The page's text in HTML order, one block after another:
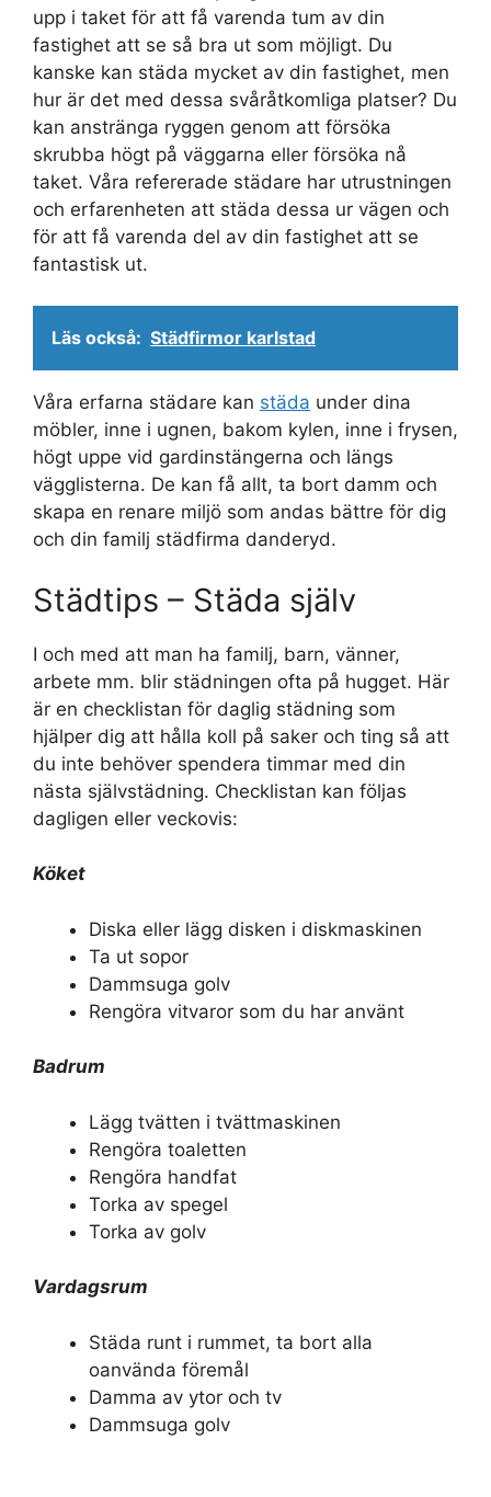
upp i taket för att få varenda tum av din
fastighet att se så bra ut som möjligt. Du
kanske kan städa mycket av din fastighet, men
hur är det med dessa svåråtkomliga platser? Du
kan anstränga ryggen genom att försöka
skrubba högt på väggarna eller försöka nå
taket. Våra refererade städare har utrustningen
och erfarenheten att städa dessa ur vägen och
för att få varenda del av din fastighet att se
fantastisk ut.
Läs också: Städfirmor karlstad
Våra erfarna städare kan städa under dina
möbler, inne i ugnen, bakom kylen, inne i frysen,
högt uppe vid gardinstängerna och längs
vägglisterna. De kan få allt, ta bort damm och
skapa en renare miljö som andas bättre för dig
och din familj städfirma danderyd.
Städtips – Städa själv
I och med att man ha familj, barn, vänner,
arbete mm. blir städningen ofta på hugget. Här
är en checklistan för daglig städning som
hjälper dig att hålla koll på saker och ting så att
du inte behöver spendera timmar med din
nästa självstädning. Checklistan kan följas
dagligen eller veckovis:
Köket
Diska eller lägg disken i diskmaskinen
Ta ut sopor
Dammsuga golv
Rengöra vitvaror som du har använt
Badrum
Lägg tvätten i tvättmaskinen
Rengöra toaletten
Rengöra handfat
Torka av spegel
Torka av golv
Vardagsrum
Städa runt i rummet, ta bort alla
oanvända föremål
Damma av ytor och tv
Dammsuga golv